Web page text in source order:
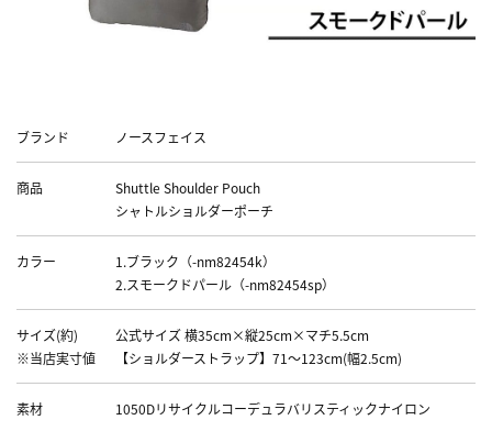
ブランド
ノースフェイス
商品
Shuttle Shoulder Pouch
シャトルショルダーポーチ
カラー
1.ブラック（-nm82454k）
2.スモークドパール（-nm82454sp）
サイズ(約)
※当店実寸値
公式サイズ 横35cm×縦25cm×マチ5.5cm
【ショルダーストラップ】71～123cm(幅2.5cm)
素材 1050Dリサイクルコーデュラバリスティックナイロン